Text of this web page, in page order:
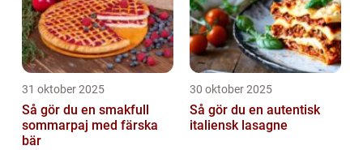
31 oktober 2025
Så gör du en smakfull
sommarpaj med färska
bär
30 oktober 2025
Så gör du en autentisk
italiensk lasagne